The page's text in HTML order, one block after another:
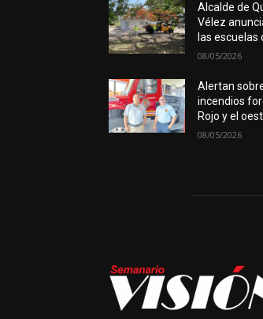
Alcalde de
Vélez
las escuelas
08/05/2026
Alertan
incendios
Rojo y el
08/05/2026